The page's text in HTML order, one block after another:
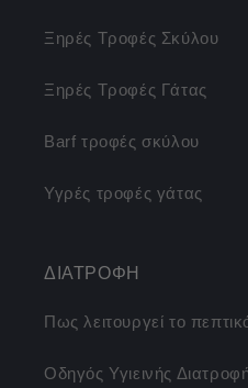
Ξηρές Τροφές Σκύλου
Ξηρές Τροφές Γάτας
Barf τροφές σκύλου
Υγρές τροφές γάτας
ΔΙΑΤΡΟΦΗ
Πως λειτουργεί το
Οδηγός Υγιεινής